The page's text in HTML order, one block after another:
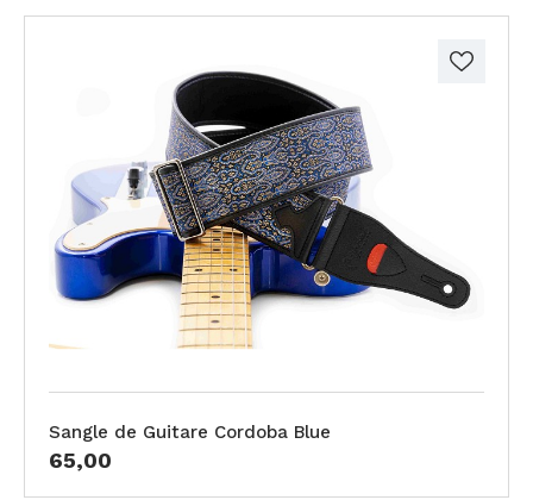
Sangle de Guitare Cordoba Blue
65,00